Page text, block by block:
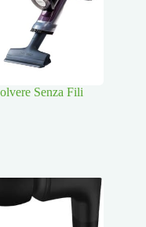
Senza Fili